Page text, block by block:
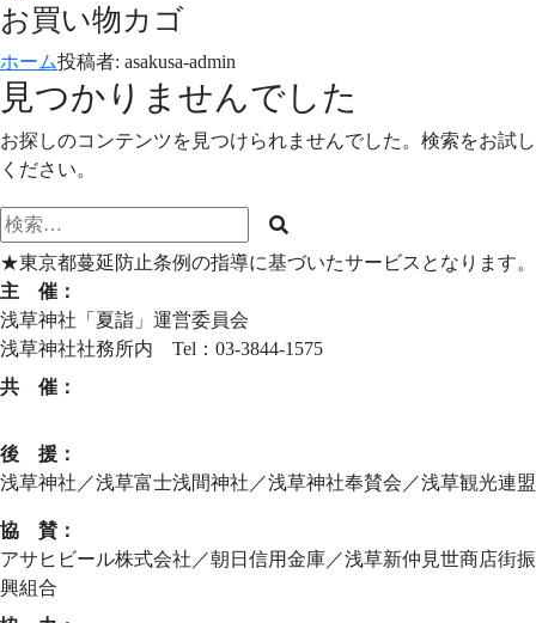
お買い物カゴ
ホーム投稿者: asakusa-admin
見つかりませんでした
お探しのコンテンツを見つけられませんでした。検索をお試し
ください。
検
索
対
象:
検
索
★東京都蔓延防止条例の指導に基づいたサービスとなります。
主 催：
浅草神社「夏詣」運営委員会
浅草神社社務所内 Tel：03-3844-1575
共 催：
後 援：
浅草神社／浅草富士浅間神社／浅草神社奉賛会／浅草観光連盟
協 賛：
アサヒビール株式会社／朝日信用金庫／浅草新仲見世商店街振
興組合